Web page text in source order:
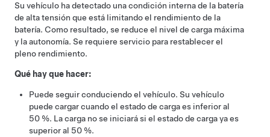
Su vehículo ha detectado una condición interna de la batería
de alta tensión que está limitando el rendimiento de la
batería. Como resultado, se reduce el nivel de carga máxima
y la autonomía. Se requiere servicio para restablecer el
pleno rendimiento.
Qué hay que hacer:
Puede seguir conduciendo el vehículo. Su vehículo
puede cargar cuando el estado de carga es inferior al
50 %. La carga no se iniciará si el estado de carga ya es
superior al 50 %.